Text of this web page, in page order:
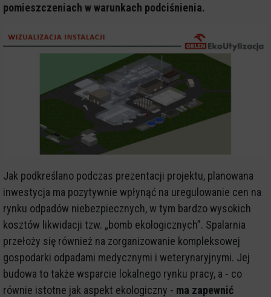
pomieszczeniach w warunkach podciśnienia.
Jak podkreślano podczas prezentacji projektu, planowana
inwestycja ma pozytywnie wpłynąć na uregulowanie cen na
rynku odpadów niebezpiecznych, w tym bardzo wysokich
kosztów likwidacji tzw. „bomb ekologicznych”. Spalarnia
przełoży się również na zorganizowanie kompleksowej
gospodarki odpadami medycznymi i weterynaryjnymi. Jej
budowa to także wsparcie lokalnego rynku pracy, a - co
równie istotne jak aspekt ekologiczny - ma zapewnić